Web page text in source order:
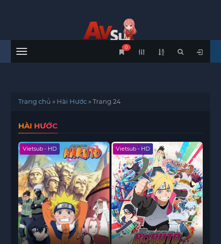
Menu
0
Trang chủ » Hài Hước»Trang 24
HÀI HƯỚC
Vietsub - HD Vietsub - HD